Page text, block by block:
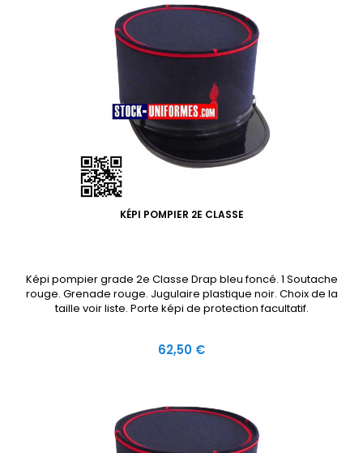
KÉPI POMPIER 2E CLASSE
Képi pompier grade 2e Classe Drap bleu foncé. 1 Soutache
rouge. Grenade rouge. Jugulaire plastique noir. Choix de la
taille voir liste. Porte képi de protection facultatif.
Prix
62,50 €